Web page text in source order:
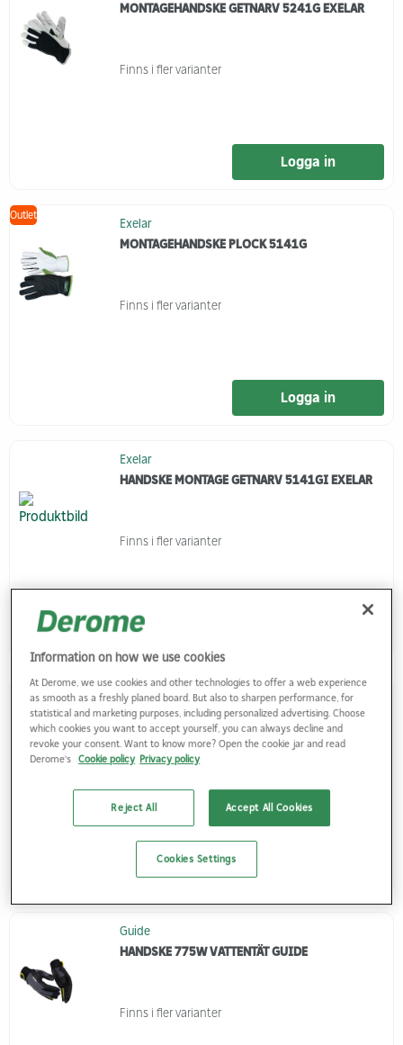
MONTAGEHANDSKE GETNARV 5241G EXELAR
Finns i fler varianter
Logga in
Outlet
Exelar
MONTAGEHANDSKE PLOCK 5141G
Finns i fler varianter
Logga in
Exelar
HANDSKE MONTAGE GETNARV 5141GI EXELAR
Finns i fler varianter
Exelar
MONTAGEHANDSKE AMARA 5547AM EXELAR
Guide
HANDSKE 775W VATTENTÄT GUIDE
Finns i fler varianter
Information on how we use cookies
At Derome, we use cookies and other technologies to offer a web experience
as smooth as a freshly planed board. But also to sharpen performance, for
statistical and marketing purposes, including personalized advertising. Choose
which cookies you want to accept yourself, you can always decline and
revoke your consent. Want to know more? Open the cookie jar and read
Derome's Cookie policy Privacy policy
Reject All Accept All Cookies
Cookies Settings